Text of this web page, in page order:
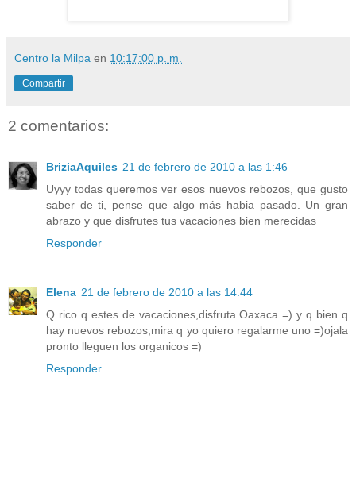
Centro la Milpa en 10:17:00 p. m.
Compartir
2 comentarios:
BriziaAquiles 21 de febrero de 2010 a las 1:46
Uyyy todas queremos ver esos nuevos rebozos, que gusto
saber de ti, pense que algo más habia pasado. Un gran
abrazo y que disfrutes tus vacaciones bien merecidas
Responder
Elena 21 de febrero de 2010 a las 14:44
Q rico q estes de vacaciones,disfruta Oaxaca =) y q bien q
hay nuevos rebozos,mira q yo quiero regalarme uno =)ojala
pronto lleguen los organicos =)
Responder